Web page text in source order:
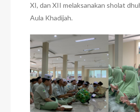
XI, dan XII melaksanakan sholat
Aula Khadijah.